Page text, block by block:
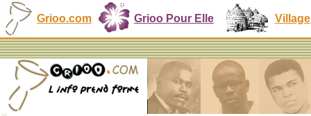
Grioo.com Grioo Pour Elle Village